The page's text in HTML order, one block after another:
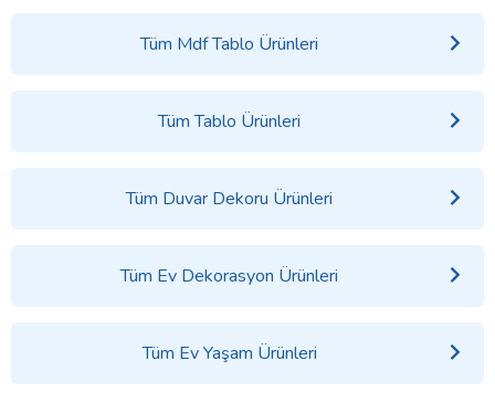
Tüm Mdf Tablo Ürünleri
Tüm Tablo Ürünleri
Tüm Duvar Dekoru Ürünleri
Tüm Ev Dekorasyon Ürünleri
Tüm Ev Yaşam Ürünleri